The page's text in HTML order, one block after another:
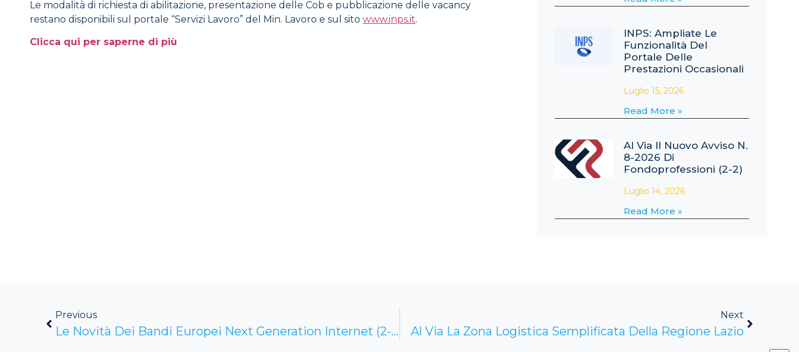
Le modalità di richiesta di abilitazione, presentazione delle Cob e pubblicazione delle vacancy
restano disponibili sul portale “Servizi Lavoro” del Min. Lavoro e sul sito www.inps.it.
Clicca qui per saperne di più
INPS: Ampliate Le
Funzionalità Del
Portale Delle
Prestazioni Occasionali
Luglio 15, 2026
Read More »
Al Via Il Nuovo Avviso N.
8-2026 Di
Fondoprofessioni (2-2)
Luglio 14, 2026
Read More »
Previous
Le Novità Dei Bandi Europei Next Generation Internet (2-2)
Next
Al Via La Zona Logistica Semplificata Della Regione Lazio